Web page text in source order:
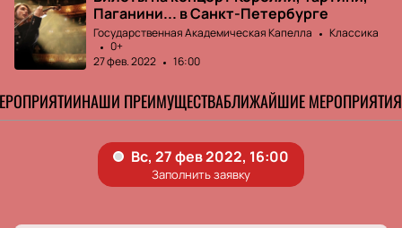
ПОДАРОЧНЫЕ
СЕРТИФИКАТЫ
Другое
Детский спектакль
Паганини... в Санкт-Петербурге
Государственная Академическая Капелла
Классика
0+
27 фев. 2022
16:00
НАШИ ПРЕИМУЩЕСТВАБЛИЖАЙШИЕ МЕРОПРИЯТИЯ